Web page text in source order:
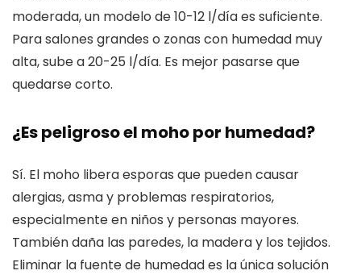
moderada, un modelo de 10-12 l/día es suficiente.
Para salones grandes o zonas con humedad muy
alta, sube a 20-25 l/día. Es mejor pasarse que
quedarse corto.
¿Es peligroso el moho por humedad?
Sí. El moho libera esporas que pueden causar
alergias, asma y problemas respiratorios,
especialmente en niños y personas mayores.
También daña las paredes, la madera y los tejidos.
Eliminar la fuente de humedad es la única solución